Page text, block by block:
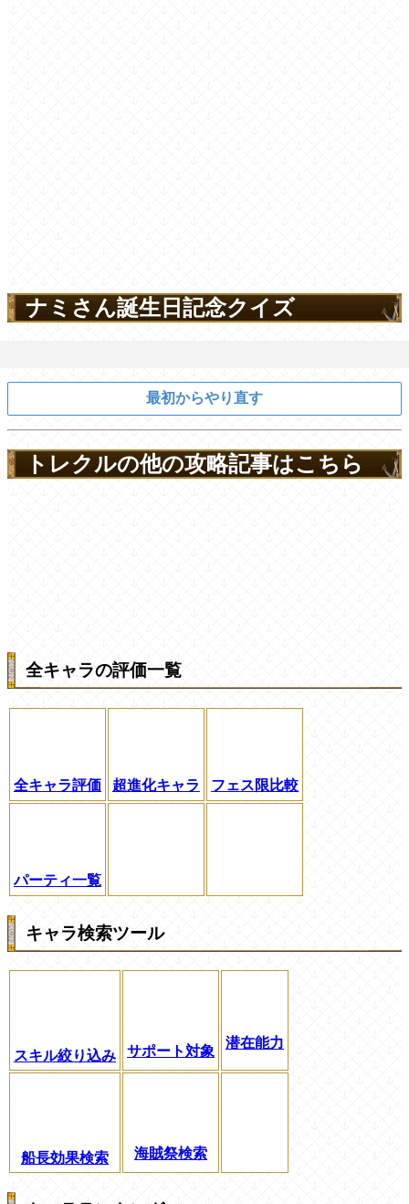
ナミさん誕生日記念クイズ
最初からやり直す
トレクルの他の攻略記事はこちら
全キャラの評価一覧
全キャラ評価 超進化キャラ フェス限比較
パーティ一覧
キャラ検索ツール
スキル絞り込み サポート対象
潜在能力
船長効果検索 海賊祭検索